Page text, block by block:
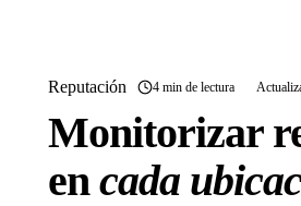
Reputación 4 min de lectura
Monitorizar
encada